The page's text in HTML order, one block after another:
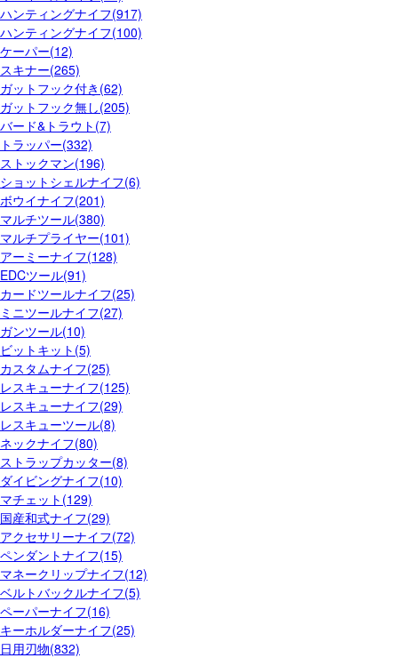
ハンティングナイフ(917)
ハンティングナイフ(100)
ケーパー(12)
スキナー(265)
ガットフック付き(62)
ガットフック無し(205)
バード&トラウト(7)
トラッパー(332)
ストックマン(196)
ショットシェルナイフ(6)
ボウイナイフ(201)
マルチツール(380)
マルチプライヤー(101)
アーミーナイフ(128)
EDCツール(91)
カードツールナイフ(25)
ミニツールナイフ(27)
ガンツール(10)
ビットキット(5)
カスタムナイフ(25)
レスキューナイフ(125)
レスキューナイフ(29)
レスキューツール(8)
ネックナイフ(80)
ストラップカッター(8)
ダイビングナイフ(10)
マチェット(129)
国産和式ナイフ(29)
アクセサリーナイフ(72)
ペンダントナイフ(15)
マネークリップナイフ(12)
ベルトバックルナイフ(5)
ペーパーナイフ(16)
キーホルダーナイフ(25)
日用刃物(832)